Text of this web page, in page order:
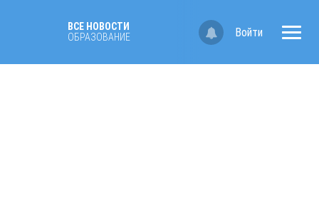
ВСЕ НОВОСТИ
OБРАЗОВАНИЕ
Войти